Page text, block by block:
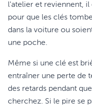
l'atelier et reviennent,
pour que les clés
dans la voiture ou
une poche.
Même si une clé est
entraîner une perte de
des retards pendant
cherchez. Si le pire se